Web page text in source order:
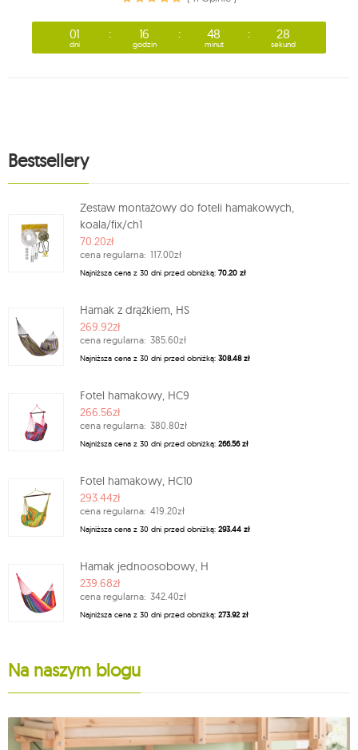
01
dni
16
godzin
48
minut
26
sekund
Bestsellery
Zestaw montażowy do foteli hamakowych,
koala/fix/ch1
70.20zł
cena regularna: 117.00zł
Najniższa cena z 30 dni przed obniżką: 70.20 zł
Hamak z drążkiem, HS
269.92zł
cena regularna: 385.60zł
Najniższa cena z 30 dni przed obniżką: 308.48 zł
Fotel hamakowy, HC9
266.56zł
cena regularna: 380.80zł
Najniższa cena z 30 dni przed obniżką: 266.56 zł
Fotel hamakowy, HC10
293.44zł
cena regularna: 419.20zł
Najniższa cena z 30 dni przed obniżką: 293.44 zł
Hamak jednoosobowy, H
239.68zł
cena regularna: 342.40zł
Najniższa cena z 30 dni przed obniżką: 273.92 zł
Na naszym blogu